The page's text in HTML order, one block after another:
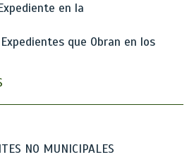
en la
que Obran en los
NO MUNICIPALES